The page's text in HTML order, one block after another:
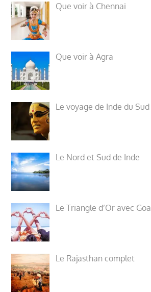
Que voir à Chennai
Que voir à Agra
Le voyage de Inde du Sud
Le Nord et Sud de Inde
Le Triangle d’Or avec Goa
Le Rajasthan complet